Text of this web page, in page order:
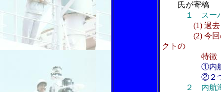
氏が寄稿
１ スー
(1) 過去
(2) 今回の総
クトの
特徴
①内
②２つの
２ 内航海